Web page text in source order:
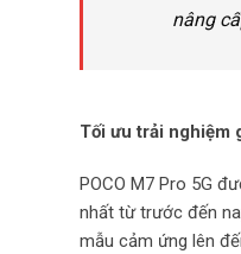
nâng
Tối ưu trải nghiệm
POCO M7 Pro 5G
nhất từ trước đến
mẫu cảm ứng lên